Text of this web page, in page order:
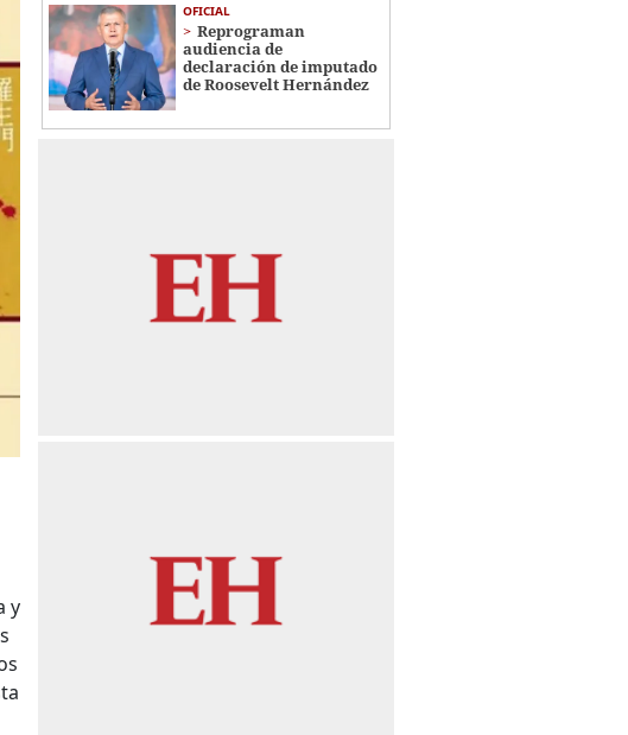
y
OFICIAL
Reprograman
audiencia de
declaración de imputado
de Roosevelt Hernández